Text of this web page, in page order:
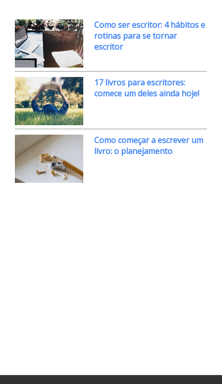
Como ser escritor: 4 hábitos e
rotinas para se tornar
escritor
17 livros para escritores:
comece um deles ainda hoje!
Como começar a escrever um
livro: o planejamento